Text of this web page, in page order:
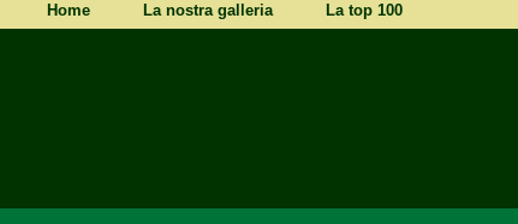
Home La nostra galleria La top 100